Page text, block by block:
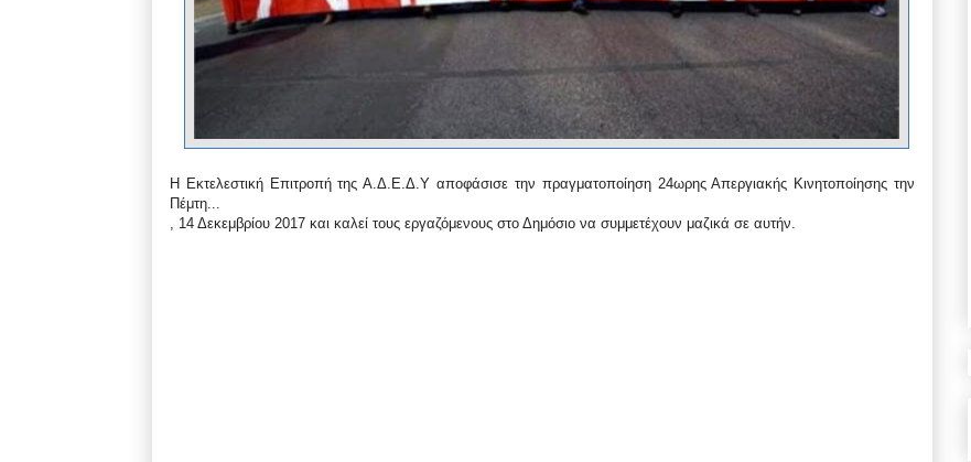
Η Εκτελεστική Επιτροπή της Α.Δ.Ε.Δ.Υ αποφάσισε την πραγματοποίηση 24ωρης Απεργιακής Κινητοποίησης την
Πέμτη...
, 14 Δεκεμβρίου 2017 και καλεί τους εργαζόμενους στο Δημόσιο να συμμετέχουν μαζικά σε αυτήν.